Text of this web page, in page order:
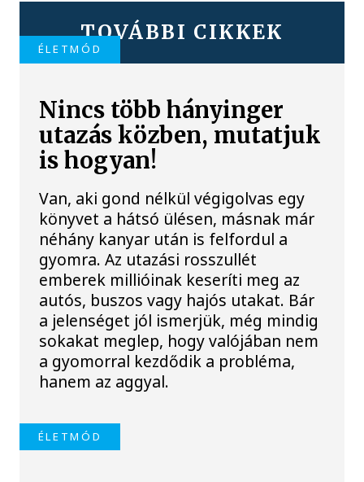
TOVÁBBI CIKKEK
ÉLETMÓD
Nincs több hányinger
utazás közben, mutatjuk
is hogyan!
Van, aki gond nélkül végigolvas egy
könyvet a hátsó ülésen, másnak már
néhány kanyar után is felfordul a
gyomra. Az utazási rosszullét
emberek millióinak keseríti meg az
autós, buszos vagy hajós utakat. Bár
a jelenséget jól ismerjük, még mindig
sokakat meglep, hogy valójában nem
a gyomorral kezdődik a probléma,
hanem az aggyal.
ÉLETMÓD